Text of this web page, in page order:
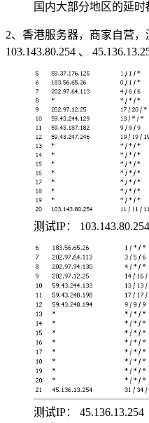
国内大部分地区的延时
2、香港服务器，商家自营，
103.143.80.254 、
测试IP： 103.143.80.254
测试IP： 45.136.13.254